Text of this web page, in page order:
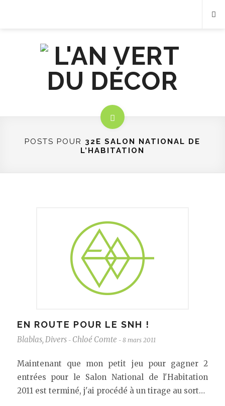
POSTS POUR 32E SALON NATIONAL DE
L’HABITATION
EN ROUTE POUR LE SNH !
Blablas, Divers - Chloé Comte - 8 mars 2011
Maintenant que mon petit jeu pour gagner 2
entrées pour le Salon National de l'Habitation
2011 est terminé, j'ai procédé à un tirage au sort…